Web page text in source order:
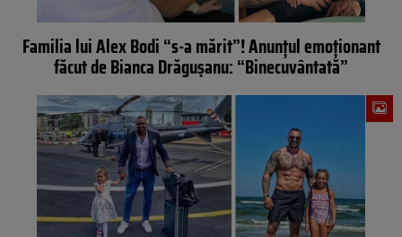
Familia lui Alex Bodi “s-a mărit”! Anunțul emoționant
făcut de Bianca Drăgușanu: “Binecuvântată”